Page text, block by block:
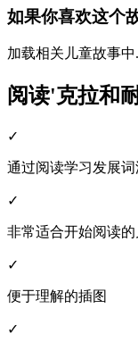
如果你喜欢这个
加载相关儿童故事中
阅读'克拉和
✓
通过阅读学习发展
✓
非常适合开始阅读
✓
便于理解的插图
✓